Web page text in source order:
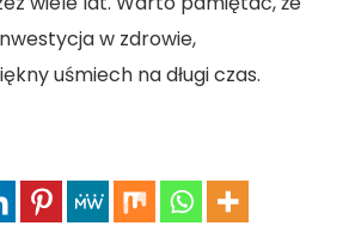
w zdrowie,
uśmiech na długi czas.